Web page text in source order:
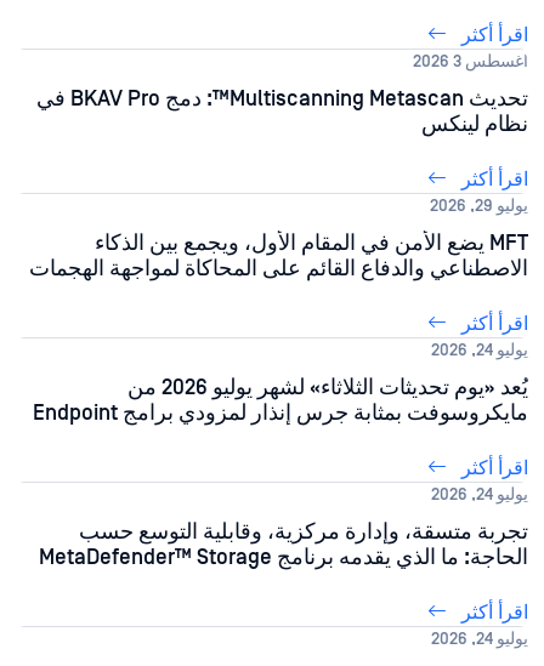
الضارة التي تم إنشاؤها بواسطة الذكاء الاصطناعي
اقرأ أكثر
أغسطس 3 2026
تحديث Multiscanning Metascan™: دمج BKAV Pro في
نظام لينكس
اقرأ أكثر
يوليو 29, 2026
MFT يضع الأمن في المقام الأول، ويجمع بين الذكاء
الاصطناعي والدفاع القائم على المحاكاة لمواجهة الهجمات
اقرأ أكثر
يوليو 24, 2026
يُعد «يوم تحديثات الثلاثاء» لشهر يوليو 2026 من
مايكروسوفت بمثابة جرس إنذار لمزودي برامج Endpoint
اقرأ أكثر
يوليو 24, 2026
تجربة متسقة، وإدارة مركزية، وقابلية التوسع حسب
الحاجة: ما الذي يقدمه برنامج MetaDefender™ Storage
اقرأ أكثر
يوليو 24, 2026